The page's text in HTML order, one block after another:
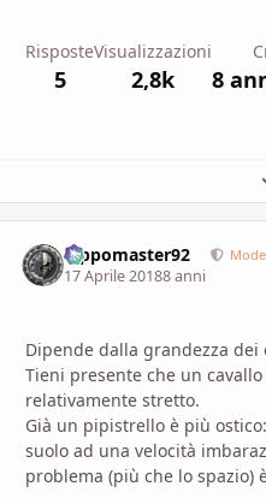
Risposte
5
Visualizzazioni
2,8k 8
Pippomaster92
17 Aprile 20188 anni
Dipende dalla grandezza
Tieni presente che un
relativamente stretto.
Già un pipistrello è più
suolo ad una velocità
problema (più che lo spazio)